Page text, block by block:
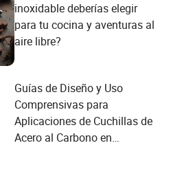
inoxidable deberías elegir
para tu cocina y aventuras al
aire libre?
Guías de Diseño y Uso
Comprensivas para
Aplicaciones de Cuchillas de
Acero al Carbono en